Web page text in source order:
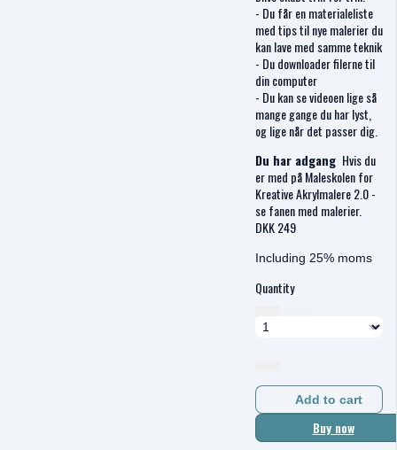
- Du får en materialeliste
med tips til nye malerier du
kan lave med samme teknik
- Du downloader filerne til
din computer
- Du kan se videoen lige så
mange gange du har lyst,
og lige når det passer dig.
Du har adgang Hvis du
er med på Maleskolen for
Kreative Akrylmalere 2.0 -
se fanen med malerier.
DKK249
Including 25% moms
Quantity
Add to cart
Buy now